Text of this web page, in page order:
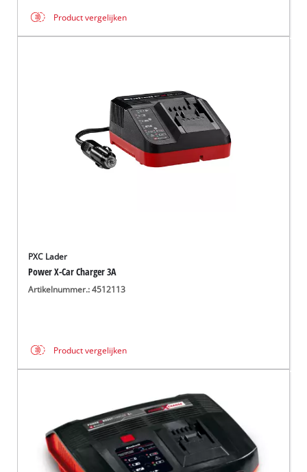
Product vergelijken
PXC Lader
Power X-Car Charger 3A
Artikelnummer.: 4512113
Product vergelijken